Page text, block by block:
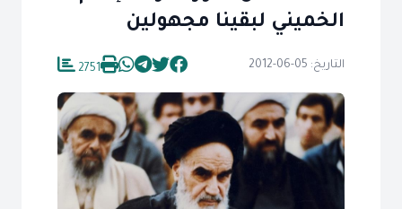
الخميني لبقينا مجهولين
التاريخ: 05-06-2012 2751